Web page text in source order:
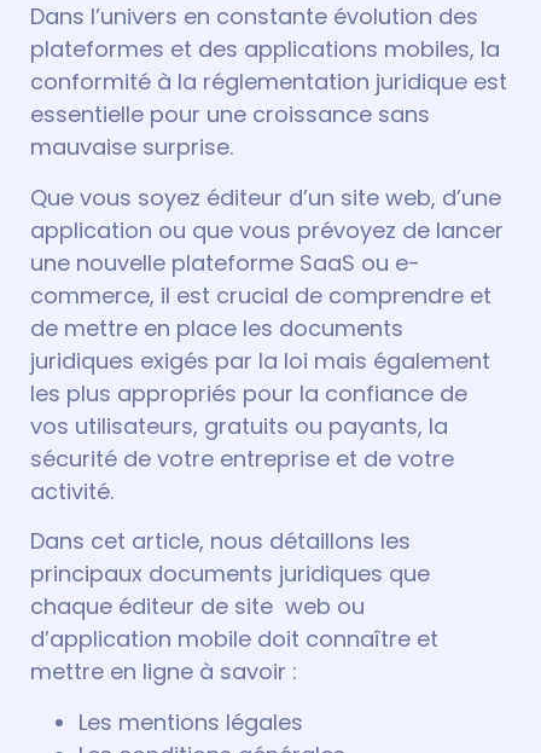
Dans l’univers en constante évolution des
plateformes et des applications mobiles, la
conformité à la réglementation juridique est
essentielle pour une croissance sans
mauvaise surprise.
Que vous soyez éditeur d’un site web, d’une
application ou que vous prévoyez de lancer
une nouvelle plateforme SaaS ou e-
commerce, il est crucial de comprendre et
de mettre en place les documents
juridiques exigés par la loi mais également
les plus appropriés pour la confiance de
vos utilisateurs, gratuits ou payants, la
sécurité de votre entreprise et de votre
activité.
Dans cet article, nous détaillons les
principaux documents juridiques que
chaque éditeur de site web ou
d’application mobile doit connaître et
mettre en ligne à savoir :
Les mentions légales